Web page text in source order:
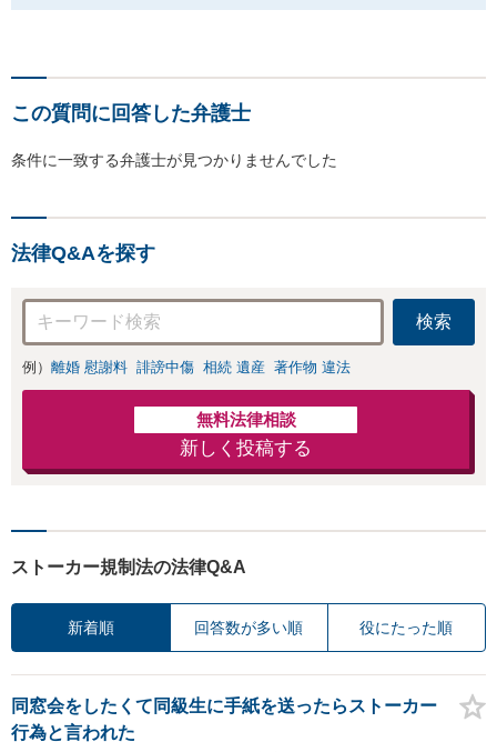
この質問に回答した弁護士
条件に一致する弁護士が見つかりませんでした
法律Q&Aを探す
検索
例） 離婚 慰謝料 誹謗中傷 相続 遺産 著作物 違法
無料法律相談
新しく投稿する
ストーカー規制法の法律Q&A
新着順 回答数が多い順 役にたった順
同窓会をしたくて同級生に手紙を送ったらストーカー
行為と言われた